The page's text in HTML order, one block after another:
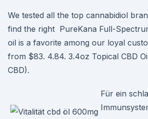
We tested all the top cannabidiol
find the right PureKana Full-
oil is a favorite among our loyal
from $83. 4.84. 3.4oz Topical CBD
CBD).
Für ein